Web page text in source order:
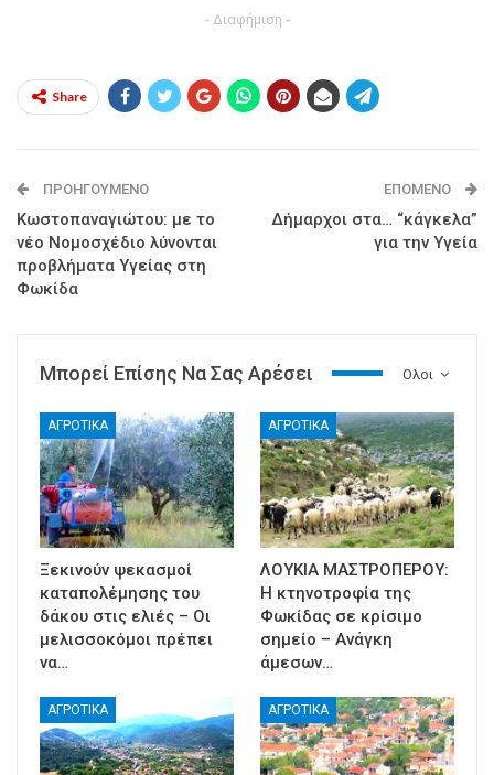
- Διαφήμιση -
Share
ΠΡΟΗΓΟΎΜΕΝΟ
Κωστοπαναγιώτου: με το
νέο Νομοσχέδιο λύνονται
προβλήματα Υγείας στη
Φωκίδα
ΕΠΌΜΕΝΟ
Δήμαρχοι στα… “κάγκελα”
για την Υγεία
Ολοι
Μπορεί Επίσης Να Σας Αρέσει
ΑΓΡΟΤΙΚΑ
Ξεκινούν ψεκασμοί
καταπολέμησης του
δάκου στις ελιές – Οι
μελισσοκόμοι πρέπει
να…
ΑΓΡΟΤΙΚΑ
ΛΟΥΚΙΑ ΜΑΣΤΡΟΠΕΡΟΥ:
Η κτηνοτροφία της
Φωκίδας σε κρίσιμο
σημείο – Ανάγκη
άμεσων…
ΑΓΡΟΤΙΚΑ ΑΓΡΟΤΙΚΑ